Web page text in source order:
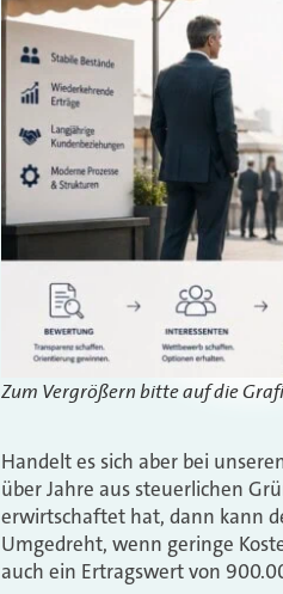
Zum Vergrößern bitte auf die
Handelt es sich aber bei
über Jahre aus steuerlichen
erwirtschaftet hat, dann kann
Umgedreht, wenn geringe
auch ein Ertragswert von